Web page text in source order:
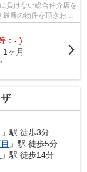
負けない総合仲介店を
最新の物件を頂きお客
：- )
1ヶ月
」駅 徒歩3分
」駅 徒歩5分
」駅 徒歩14分